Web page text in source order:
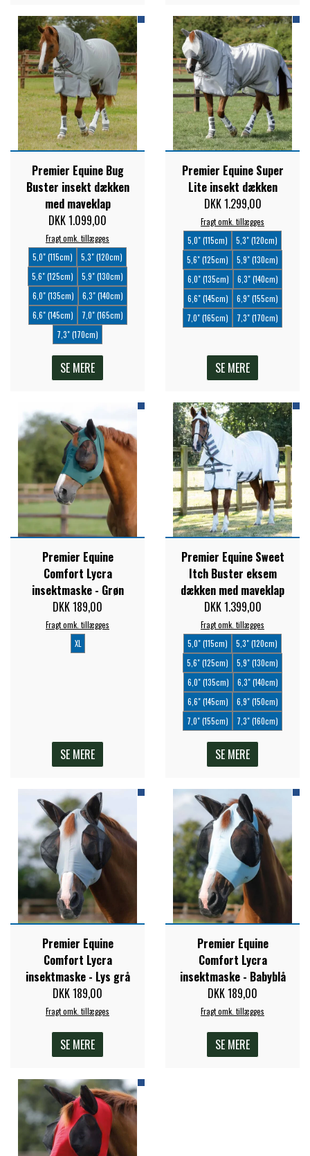
Premier Equine Bug
Buster insekt dækken
med maveklap
DKK 1.099,00
Fragt omk. tillægges
5,0" (115cm)
5,3" (120cm)
5,6" (125cm)
5,9" (130cm)
6,0" (135cm)
6,3" (140cm)
6,6" (145cm)
7,0" (165cm)
7,3" (170cm)
SE MERE
Premier Equine Super
Lite insekt dækken
DKK 1.299,00
Fragt omk. tillægges
5,0" (115cm)
5,3" (120cm)
5,6" (125cm)
5,9" (130cm)
6,0" (135cm)
6,3" (140cm)
6,6" (145cm)
6,9" (155cm)
7,0" (165cm)
7,3" (170cm)
SE MERE
Premier Equine
Comfort Lycra
insektmaske - Grøn
DKK 189,00
Fragt omk. tillægges
XL
SE MERE
Premier Equine Sweet
Itch Buster eksem
dækken med maveklap
DKK 1.399,00
Fragt omk. tillægges
5,0" (115cm)
5,3" (120cm)
5,6" (125cm)
5,9" (130cm)
6,0" (135cm)
6,3" (140cm)
6,6" (145cm)
6,9" (150cm)
7,0" (155cm)
7,3" (160cm)
SE MERE
Premier Equine
Comfort Lycra
insektmaske - Lys grå
DKK 189,00
Fragt omk. tillægges
SE MERE
Premier Equine
Comfort Lycra
insektmaske - Babyblå
DKK 189,00
Fragt omk. tillægges
SE MERE